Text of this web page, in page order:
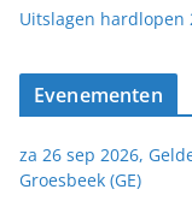
Uitslagen hardlopen
Evenementen
za 26 sep 2026,
Groesbeek (GE)